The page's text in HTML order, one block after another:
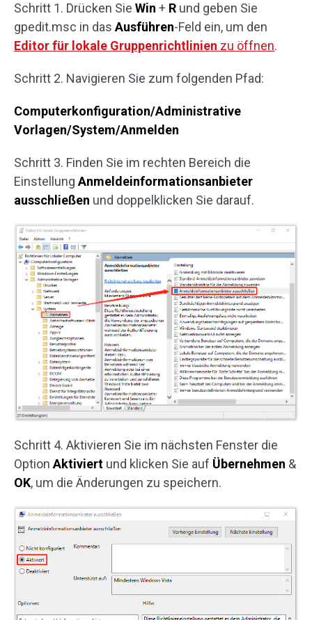
Schritt 1. Drücken Sie Win + R und geben Sie
gpedit.msc in dasAusführen-Feld ein, um den
Editor für lokale Gruppenrichtlinien zu öffnen.
Schritt 2. Navigieren Sie zum folgenden Pfad:
Computerkonfiguration/Administrative
Vorlagen/System/Anmelden
Schritt 3. Finden Sie im rechten Bereich die
EinstellungAnmeldeinformationsanbieter
ausschließen und doppelklicken Sie darauf.
Schritt 4. Aktivieren Sie im nächsten Fenster die
OptionAktiviert und klicken Sie auf Übernehmen &
OK, um die Änderungen zu speichern.